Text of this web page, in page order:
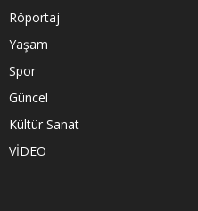
Röportaj
Yaşam
Spor
Güncel
Kültür Sanat
VİDEO